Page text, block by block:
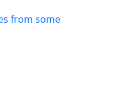
from some